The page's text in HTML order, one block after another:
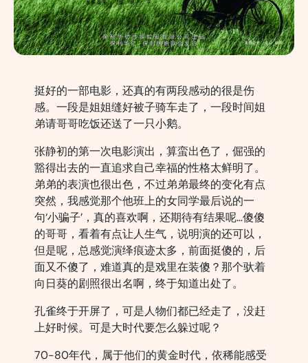
挺好的一部电影，还真的有两段感动的很是伤
感。一段是姐姐缝好被子骑车走了，一段时间姐
弟请哥哥吃饭还送了一只小鹅。
张静初的第一次电影演出，算蛮出色了，倔强的
豁得出去的一直追求自己幸福的性格太鲜明了。
弟弟的表演也很出色，不过弟弟最终的变化有点
突然，我感觉那个他班上的女同学最后说的一
句‘小骗子’，真的喜欢啊，还期待有结果呢…傻傻
的哥哥，看着有点让人生气，说明演的还可以，
但是呢，总感觉演绎痕迹太多，前面挺傻的，后
面又不傻了，难道真的是戏里在装傻？那个驮着
向日葵的剧照很出名啊，终于知道出处了。
孔雀终于开屏了，可是人物们都已经走了，没赶
上好时候。可是大时代要怎么躲过呢？
70-80年代，属于他们的黄金时代，依稀能感受